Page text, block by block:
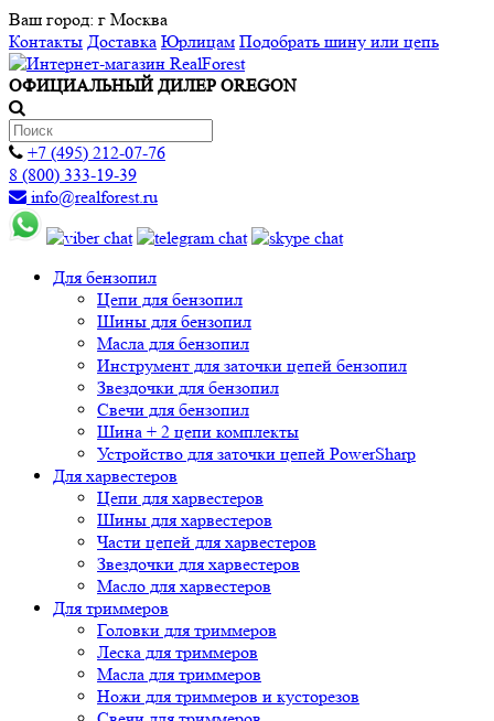
Ваш город: г Москва
Контакты Доставка Юрлицам Подобрать шину или цепь
ОФИЦИАЛЬНЫЙ ДИЛЕР OREGON
+7 (495) 212-07-76
8 (800) 333-19-39
info@realforest.ru
Для бензопил
Цепи для бензопил
Шины для бензопил
Масла для бензопил
Инструмент для заточки цепей бензопил
Звездочки для бензопил
Свечи для бензопил
Шина + 2 цепи комплекты
Устройство для заточки цепей PowerSharp
Для харвестеров
Цепи для харвестеров
Шины для харвестеров
Части цепей для харвестеров
Звездочки для харвестеров
Масло для харвестеров
Для триммеров
Головки для триммеров
Леска для триммеров
Масла для триммеров
Ножи для триммеров и кусторезов